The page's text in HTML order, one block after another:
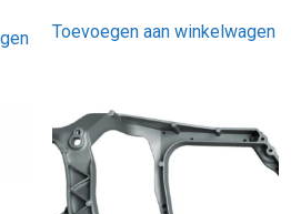
Toevoegen aan winkelwagen